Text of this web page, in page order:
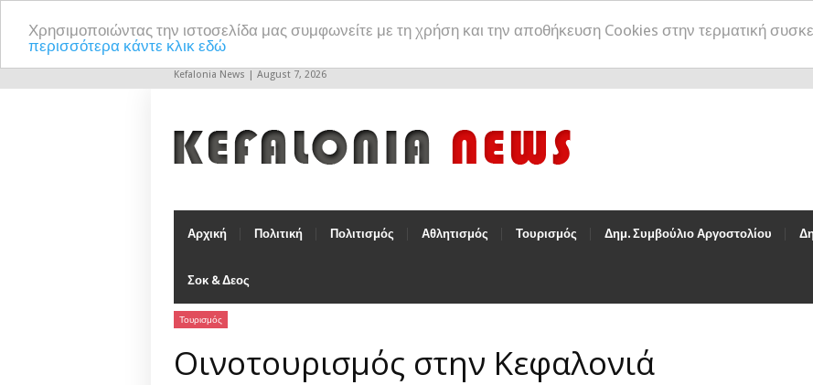
Χρησιμοποιώντας την ιστοσελίδα μας συμφωνείτε με τη χρήση και την αποθήκευση Cookies στην τερματική
περισσότερα κάντε κλικ εδώ
Kefalonia News | August 7, 2026
Αρχική Πολιτική Πολιτισμός Αθλητισμός Τουρισμός Δημ. Συμβούλιο Αργοστολίου
Σοκ & Δεος
Τουρισμός
Οινοτουρισμός στην Κεφαλονιά